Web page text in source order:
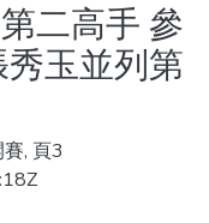
二高手 參
玉並列第
, 頁3